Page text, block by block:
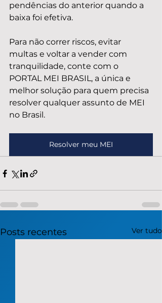
pendências do anterior quando a
baixa foi efetiva.
Para não correr riscos, evitar
multas e voltar a vender com
tranquilidade, conte com o
PORTAL MEI BRASIL, a única e
melhor solução para quem precisa
resolver qualquer assunto de MEI
no Brasil.
Resolver meu MEI
Posts recentes Ver tudo